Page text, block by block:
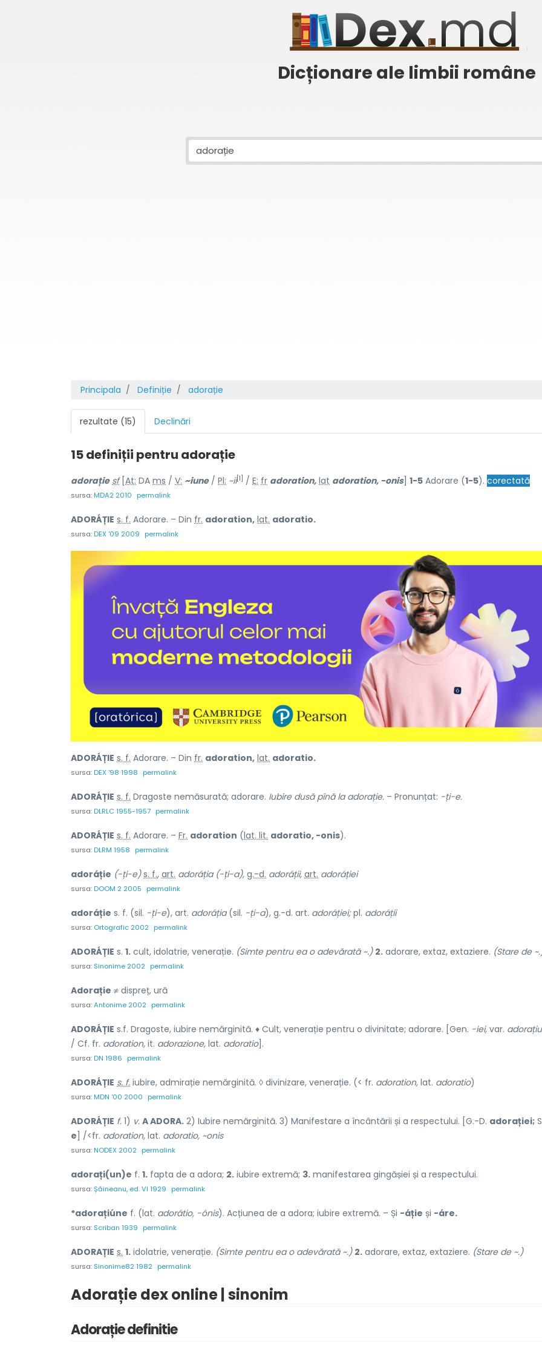
Dicționare ale limbii române
Principala Definiție adorație
rezultate (15) Declinări
15 definiții pentru adorație
adorație sf[ At: DA ms / V: ~iune/ Pl: ~ii[1] / E: fr adoration, lat adoration, -onis] 1-5 Adorare (1-5). corectată
sursa:MDA2 2010 permalink
ADORÁȚIE s. f. Adorare. – Din fr. adoration, lat. adoratio.
sursa:DEX '09 2009 permalink
ADORÁȚIE s. f. Adorare. – Din fr. adoration, lat. adoratio.
sursa:DEX '98 1998 permalink
ADORÁȚIE s. f. Dragoste nemăsurată; adorare. Iubire dusă pînă la adorație. – Pronunțat: -ți-e.
sursa:DLRLC 1955-1957 permalink
ADORÁȚIE s. f. Adorare. – Fr. adoration (lat. lit. adoratio, -onis).
sursa:DLRM 1958 permalink
adoráție (-ți-e) s. f., art. adoráția (-ți-a), g.-d. adoráții, art. adoráției
sursa:DOOM 2 2005 permalink
adoráție s. f. (sil. -ți-e), art. adoráția(sil. -ți-a), g.-d. art. adoráției;pl. adoráții
sursa: Ortografic 2002 permalink
ADORÁȚIE s. 1. cult, idolatrie, venerație. (Simte pentru ea o adevărată ~.) 2. adorare, extaz, extaziere. (Stare de
sursa: Sinonime 2002 permalink
Adorație ≠ dispreț, ură
sursa:Antonime 2002 permalink
ADORÁȚIE s.f. Dragoste, iubire nemărginită. ♦ Cult, venerație pentru o divinitate; adorare. [Gen. -iei, var.
/ Cf. fr. adoration, it. adorazione, lat. adoratio].
sursa:DN 1986 permalink
ADORÁȚIE s. f. iubire, admirație nemărginită. ◊ divinizare, venerație. (< fr. adoration, lat. adoratio)
sursa:MDN '00 2000 permalink
ADORÁȚIE f. 1) v. A ADORA. 2) Iubire nemărginită. 3) Manifestare a încântării și a respectului. [G.-D. adorației;
e] /<fr. adoration, lat. adoratio, ~onis
sursa:NODEX 2002 permalink
adorați(un)e f. 1. fapta de a adora; 2. iubire extremă; 3. manifestarea gingășiei și a respectului.
sursa:Șăineanu, ed. VI 1929 permalink
*adorațiúne f. (lat. adorátio, -ónis). Acțiunea de a adora; iubire extremă. – Și -áție și -áre.
sursa: Scriban 1939 permalink
ADORAȚIE s. 1. idolatrie, venerație. (Simte pentru ea o adevărată ~.) 2. adorare, extaz, extaziere. (Stare de ~.)
sursa: Sinonime82 1982 permalink
Adorație dex online | sinonim
Adorație definitie